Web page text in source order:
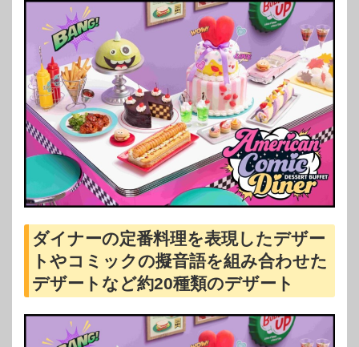
ダイナーの定番料理を表現したデザー
トやコミックの擬音語を組み合わせた
デザートなど約20種類のデザート